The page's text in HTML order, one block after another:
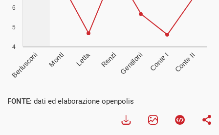
FONTE: dati ed elaborazione openpolis